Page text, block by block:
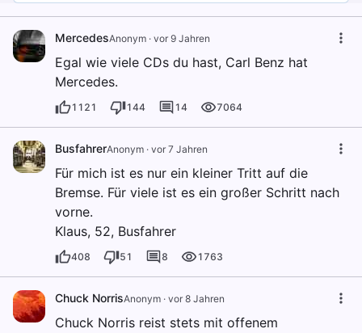
MercedesAnonym · vor 9 Jahren
Egal wie viele CDs du hast, Carl Benz hat
Mercedes.
1121 144 14 7064
BusfahrerAnonym · vor 7 Jahren
Für mich ist es nur ein kleiner Tritt auf die
Bremse. Für viele ist es ein großer Schritt nach
vorne.
Klaus, 52, Busfahrer
408 51 8 1763
Chuck NorrisAnonym · vor 8 Jahren
Chuck Norris reist stets mit offenem